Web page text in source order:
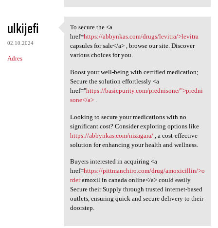
ulkijefi
02.10.2024
Adres
To secure the <a href=https:/
To secure the <a
href=https://abbynkas.com/drugs/levitra/>levitra
capsules for sale</a> , browse our site. Discover
various choices for you.
Boost your well-being with certified medication;
Secure the solution effortlessly <a
href="https://basicpurity.com/prednisone/">predni
sone</a>.
Looking to secure your medications with no
significant cost? Consider exploring options like
https://abbynkas.com/nizagara/, a cost-effective
solution for enhancing your health and wellness.
Buyers interested in acquiring <a
href=https://pittmanchiro.com/drug/amoxicillin/>o
rderamoxil in canada online</a> could easily
Secure their Supply through trusted internet-based
outlets, ensuring quick and secure delivery to their
doorstep.